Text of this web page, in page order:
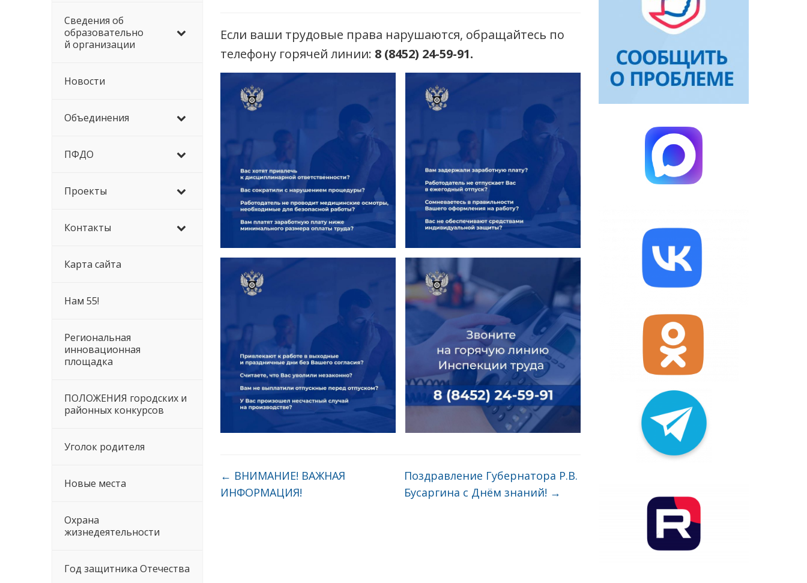
Сведения об
образовательно
й организации
Новости
Объединения
ПФДО
Проекты
Контакты
Карта сайта
Нам 55!
Региональная
инновационная
площадка
ПОЛОЖЕНИЯ городских и
районных конкурсов
Уголок родителя
Новые места
Охрана
жизнедеятельности
Год защитника Отечества
Если ваши трудовые права нарушаются, обращайтесь по
телефону горячей линии: 8 (8452) 24-59-91.
← ВНИМАНИЕ! ВАЖНАЯ
ИНФОРМАЦИЯ!
Поздравление Губернатора Р.В.
Бусаргина с Днём знаний! →